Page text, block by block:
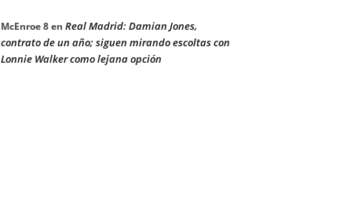
McEnroe 8en Real Madrid: Damian Jones,
contrato de un año; siguen mirando escoltas con
Lonnie Walker como lejana opción